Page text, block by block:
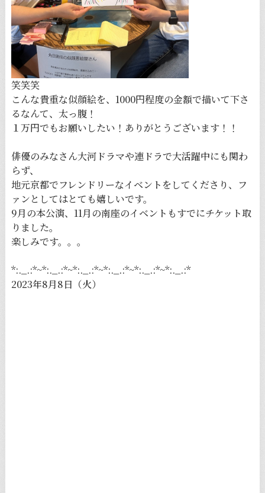
笑笑笑
こんな貴重な似顔絵を、1000円程度の金額で描いて下さ
るなんて、太っ腹！
１万円でもお願いしたい！ありがとうございます！！
俳優のみなさん大河ドラマや連ドラで大活躍中にも関わ
らず、
地元京都でフレンドリーなイベントをしてくださり、フ
ァンとしてはとても嬉しいです。
9月の本公演、11月の南座のイベントもすでにチケット取
りました。
楽しみです。。。
*:._.:*~*:._.:*~*:._.:*~*:._.:*~*:._.:*~*:._.:*
2023年8月8日（火）